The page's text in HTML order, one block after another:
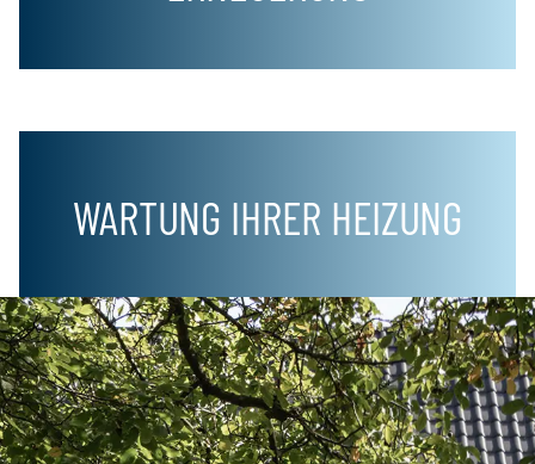
WARTUNG IHRER HEIZUNG
KONTAKT NOTDIENST